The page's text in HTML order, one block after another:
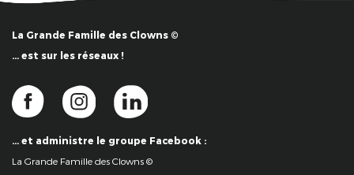
La Grande Famille des Clowns ©
… est sur les réseaux !
… et administre le groupe Facebook :
La Grande Famille des Clowns ©